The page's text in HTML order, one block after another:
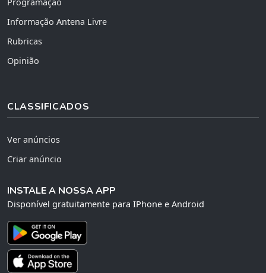
Programação
Informação Antena Livre
Rubricas
Opinião
CLASSIFICADOS
Ver anúncios
Criar anúncio
INSTALE A NOSSA APP
Disponível gratuitamente para IPhone e Android